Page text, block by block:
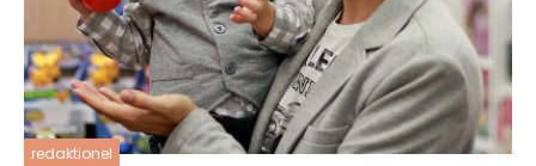
redaktionel